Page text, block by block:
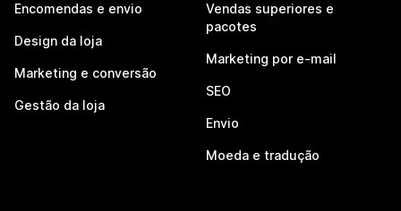
Encomendas e envio
Design da loja
Marketing e conversão
Gestão da loja
Vendas superiores e
pacotes
Marketing por e-mail
SEO
Envio
Moeda e tradução